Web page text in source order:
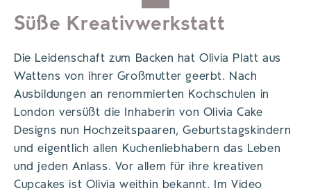
Süße Kreativwerkstatt
Die Leidenschaft zum Backen hat Olivia Platt aus
Wattens von ihrer Großmutter geerbt. Nach
Ausbildungen an renommierten Kochschulen in
London versüßt die Inhaberin von Olivia Cake
Designs nun Hochzeitspaaren, Geburtstagskindern
und eigentlich allen Kuchenliebhabern das Leben
und jeden Anlass. Vor allem für ihre kreativen
Cupcakes ist Olivia weithin bekannt. Im Video